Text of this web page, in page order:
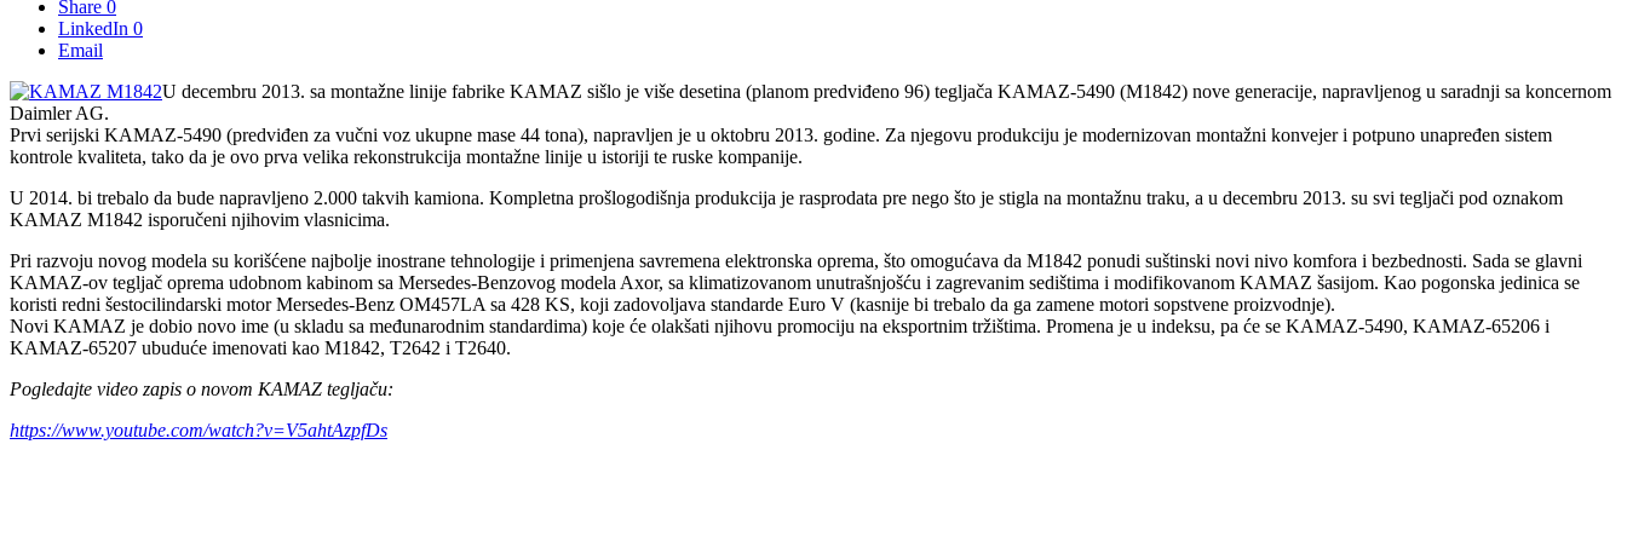
Share 0
LinkedIn 0
Email
U decembru 2013. sa montažne linije fabrike KAMAZ sišlo je više desetina (planom predviđeno 96) tegljača KAMAZ-5490 (M1842) nove generacije, napravljenog u saradnji sa koncernom
Daimler AG.
Prvi serijski KAMAZ-5490 (predviđen za vučni voz ukupne mase 44 tona), napravljen je u oktobru 2013. godine. Za njegovu produkciju je modernizovan montažni konvejer i potpuno unapređen sistem
kontrole kvaliteta, tako da je ovo prva velika rekonstrukcija montažne linije u istoriji te ruske kompanije.
U 2014. bi trebalo da bude napravljeno 2.000 takvih kamiona. Kompletna prošlogodišnja produkcija je rasprodata pre nego što je stigla na montažnu traku, a u decembru 2013. su svi tegljači pod oznakom
KAMAZ M1842 isporučeni njihovim vlasnicima.
Pri razvoju novog modela su korišćene najbolje inostrane tehnologije i primenjena savremena elektronska oprema, što omogućava da M1842 ponudi suštinski novi nivo komfora i bezbednosti. Sada se glavni
KAMAZ-ov tegljač oprema udobnom kabinom sa Mersedes-Benzovog modela Axor, sa klimatizovanom unutrašnjošću i zagrevanim sedištima i modifikovanom KAMAZ šasijom. Kao pogonska jedinica se
koristi redni šestocilindarski motor Mersedes-Benz OM457LA sa 428 KS, koji zadovoljava standarde Euro V (kasnije bi trebalo da ga zamene motori sopstvene proizvodnje).
Novi KAMAZ je dobio novo ime (u skladu sa međunarodnim standardima) koje će olakšati njihovu promociju na eksportnim tržištima. Promena je u indeksu, pa će se KAMAZ-5490, KAMAZ-65206 i
KAMAZ-65207 ubuduće imenovati kao M1842, T2642 i T2640.
Pogledajte video zapis o novom KAMAZ tegljaču:
https://www.youtube.com/watch?v=V5ahtAzpfDs